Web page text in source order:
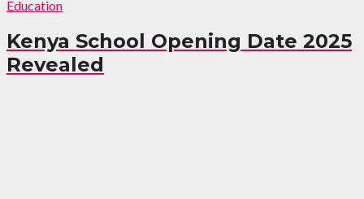
Education
Kenya School Opening Date 2025
Revealed